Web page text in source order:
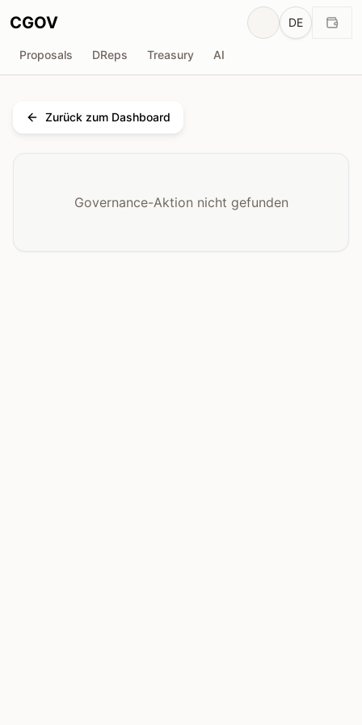
CGOV DE
Proposals DReps Treasury AI
Zurück zum Dashboard
Governance-Aktion nicht gefunden